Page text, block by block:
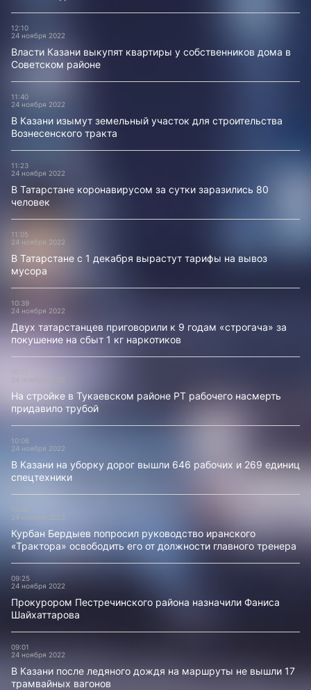
12:10
24 ноября 2022
Власти Казани выкупят квартиры у собственников дома в
Советском районе
11:40
24 ноября 2022
В Казани изымут земельный участок для строительства
Вознесенского тракта
11:23
24 ноября 2022
В Татарстане коронавирусом за сутки заразились 80
человек
11:05
24 ноября 2022
В Татарстане с 1 декабря вырастут тарифы на вывоз
мусора
10:39
24 ноября 2022
Двух татарстанцев приговорили к 9 годам «строгача» за
покушение на сбыт 1 кг наркотиков
10:17
24 ноября 2022
На стройке в Тукаевском районе РТ рабочего насмерть
придавило трубой
10:06
24 ноября 2022
В Казани на уборку дорог вышли 646 рабочих и 269 единиц
спецтехники
09:42
24 ноября 2022
Курбан Бердыев попросил руководство иранского
«Трактора» освободить его от должности главного тренера
09:25
24 ноября 2022
Прокурором Пестречинского района назначили Фаниса
Шайхаттарова
09:01
24 ноября 2022
В Казани после ледяного дождя на маршруты не вышли 17
трамвайных вагонов